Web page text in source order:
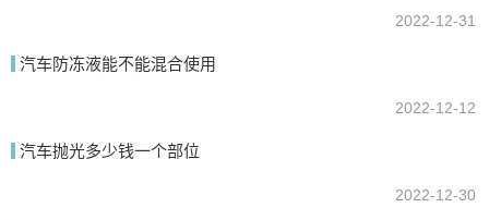
2022-12-31
汽车防冻液能不能混合使用
2022-12-12
汽车抛光多少钱一个部位
2022-12-30